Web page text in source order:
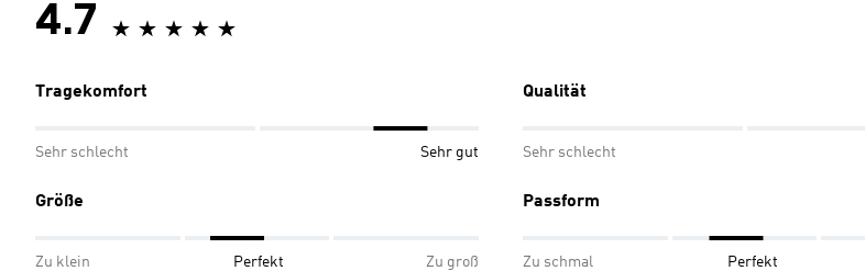
4.7
Tragekomfort
Sehr schlecht Sehr gut
Qualität
Sehr schlecht
Größe
Zu klein Perfekt Zu groß
Passform
Zu schmal Perfekt